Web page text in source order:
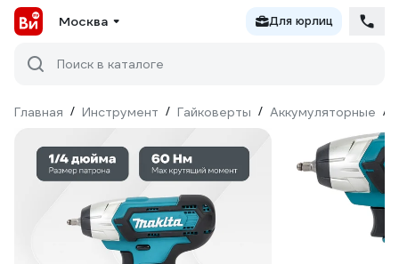
Москва Для юрлиц
Поиск в каталоге
Главная / Инструмент / Гайковерты / Аккумуляторные /